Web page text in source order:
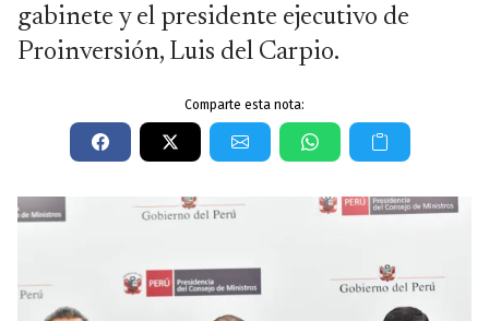
gabinete y el presidente ejecutivo de
Proinversión, Luis del Carpio.
Comparte esta nota: